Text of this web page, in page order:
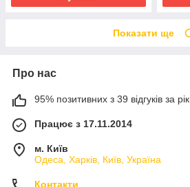
Показати ще
Про нас
95% позитивних з 39 відгуків за рік
Працює з 17.11.2014
м. Київ
Одеса, Харків, Київ, Україна
Контакти